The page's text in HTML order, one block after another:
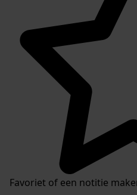
Favoriet of een notitie